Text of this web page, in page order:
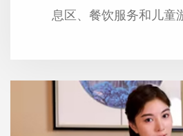
息区、餐饮服务和儿童